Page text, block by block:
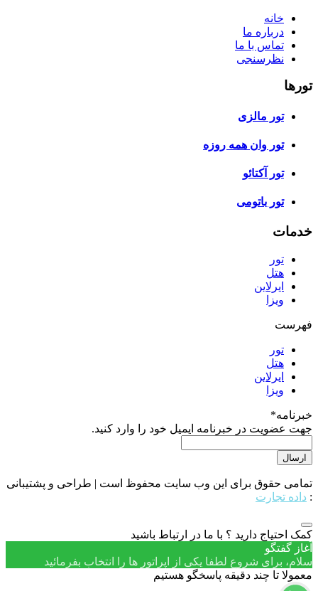
خانه
درباره ما
تماس با ما
نظرسنجی
تورها
تور مالزی
تور وان همه روزه
تور آکتائو
تور باتومی
خدمات
تور
هتل
ایرلاین
ویزا
فهرست
تور
هتل
ایرلاین
ویزا
خبرنامه*
جهت عضویت در خبرنامه ایمیل خود را وارد کنید.
تمامی حقوق برای این وب سایت محفوظ است | طراحی و پشتیبانی
: داده تجارت
کمک احتیاج دارید ؟ با ما در ارتباط باشید
آغاز گفتگو
سلام، برای شروع لطفا یکی از اپراتور ها را انتخاب بفرمائید
معمولا تا چند دقیقه پاسخگو هستیم